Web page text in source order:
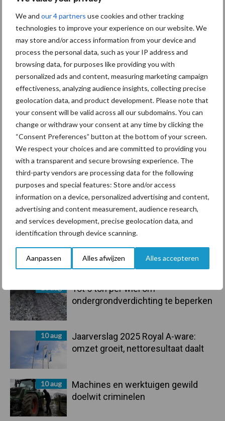
We and our 4 partners use cookies and other tracking
technologies to improve your experience on our website. We
may store and/or access information from your device and
process the personal data, such as your IP address and
browsing data, for purposes like providing you with
personalized ads and content, measuring marketing campaign
effectiveness, analyzing audience insights, collecting precise
geolocation data, and product development. Please note that
your consent will be valid across all our subdomains. You can
change or withdraw your consent at any time by clicking the
“Consent Preferences” button at the bottom of your screen.
We respect your choices and are committed to providing you
with a transparent and secure browsing experience. The
third-party vendors are processing data for the following
purposes and special features: Store and/or access
information on a device, personalized advertising and content,
advertising and content measurement, audience research,
and services development, precise geolocation data, and
identification through device scanning.
Aanpassen Alles afwijzen Alles accepteren
Primaire
Sidebar
Recent nieuws Partner nieuws
10 aug
Nieuw aan Schmallenberg
gerelateerd virus ontdekt in
Duitsland
Tot 5 ton per wiel om
ondergrondverdichting te beperken
10 aug
Jaarverslag 2025 Royal A-ware:
omzet groeit, nettoresultaat daalt
10 aug
Machines en werktuigen gewild
doelwit criminelen
Diergezondheid Bemesting Fokkerij
Bedrijfsnieuws
Ligbox &
Voerhekken
Toon meer